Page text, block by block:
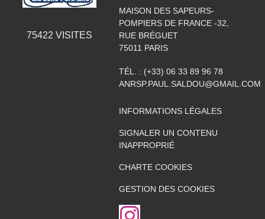
75422 VISITES
MAISON DES SAPEURS-
POMPIERS DE FRANCE -32,
RUE BRÉGUET
75011 PARIS
TÉL. : (+33) 06 33 89 96 78
ANRSP.PAUL.SALDOU@GMAIL.COM
INFORMATIONS LÉGALES
SIGNALER UN CONTENU
INAPPROPRIÉ
CHARTE COOKIES
GESTION DES COOKIES